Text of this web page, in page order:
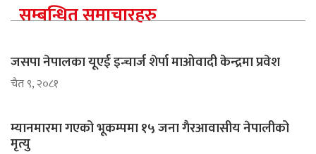
सम्बन्धित समाचारहरु
जसपा नेपालका यूएई इन्चार्ज शेर्पा माओवादी केन्द्रमा प्रवेश
चैत ९, २०८१
म्यानमारमा गएको भूकम्पमा १५ जना गैरआवासीय नेपालीको
मृत्यु